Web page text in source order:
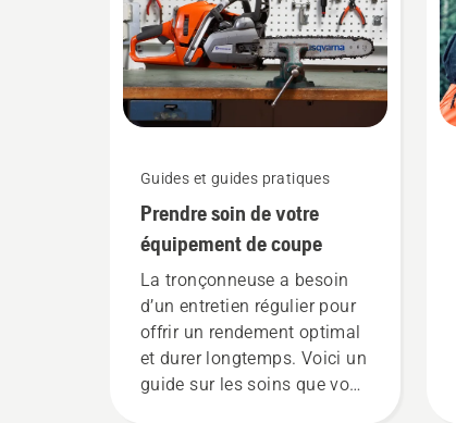
Guides et guides pratiques
Prendre soin de votre
équipement de coupe
La tronçonneuse a besoin
d’un entretien régulier pour
offrir un rendement optimal
et durer longtemps. Voici un
guide sur les soins que vous